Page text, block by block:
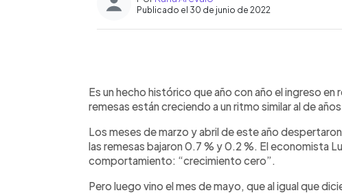
Publicado el 30 de junio de 2022
► Escuchar artículo
Es un hecho histórico que año con año el ingreso en
remesas están creciendo a un ritmo similar al de
Los meses de marzo y abril de este año
las remesas bajaron 0.7 % y 0.2 %. El economista
comportamiento: “crecimiento cero”.
Pero luego vino el mes de mayo, que al igual que